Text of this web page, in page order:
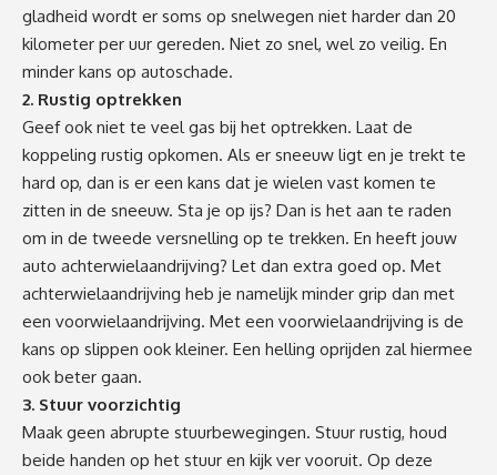
gladheid wordt er soms op snelwegen niet harder dan 20
kilometer per uur gereden. Niet zo snel, wel zo veilig. En
minder kans op autoschade.
2. Rustig optrekken
Geef ook niet te veel gas bij het optrekken. Laat de
koppeling rustig opkomen. Als er sneeuw ligt en je trekt te
hard op, dan is er een kans dat je wielen vast komen te
zitten in de sneeuw. Sta je op ijs? Dan is het aan te raden
om in de tweede versnelling op te trekken. En heeft jouw
auto achterwielaandrijving? Let dan extra goed op. Met
achterwielaandrijving heb je namelijk minder grip dan met
een voorwielaandrijving. Met een voorwielaandrijving is de
kans op slippen ook kleiner. Een helling oprijden zal hiermee
ook beter gaan.
3. Stuur voorzichtig
Maak geen abrupte stuurbewegingen. Stuur rustig, houd
beide handen op het stuur en kijk ver vooruit. Op deze